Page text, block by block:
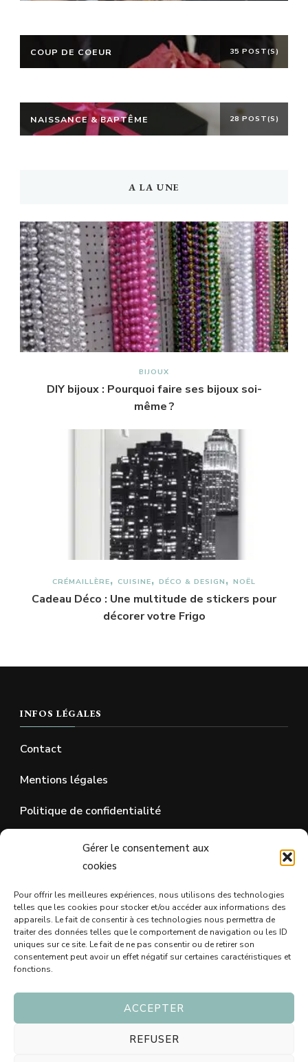
Gérer le consentement aux
cookies
Pour offrir les meilleures expériences, nous utilisons des technologies
telles que les cookies pour stocker et/ou accéder aux informations des
appareils. Le fait de consentir à ces technologies nous permettra de
traiter des données telles que le comportement de navigation ou les ID
uniques sur ce site. Le fait de ne pas consentir ou de retirer son
consentement peut avoir un effet négatif sur certaines caractéristiques et
fonctions.
ACCEPTER
REFUSER
COUP DE COEUR 35 POST(S)
NAISSANCE & BAPTÊME 28 POST(S)
A LA UNE
BIJOUX
DIY bijoux : Pourquoi faire ses bijoux soi-
même ?
CRÉMAILLÈRE CUISINE DÉCO & DESIGN NOËL
Cadeau Déco : Une multitude de stickers pour
décorer votre Frigo
INFOS LÉGALES
Contact
Mentions légales
Politique de confidentialité
SUR LES RÉSEAUX SOCIAUX
Blog Idée Cadeau - Trouvez le bon